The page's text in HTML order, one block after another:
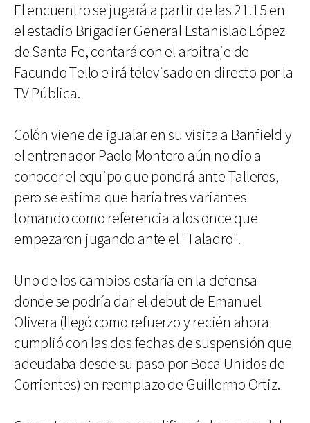
El encuentro se jugará a partir de las 21.15 en
el estadio Brigadier General Estanislao López
de Santa Fe, contará con el arbitraje de
Facundo Tello e irá televisado en directo por la
TV Pública.
Colón viene de igualar en su visita a Banfield y
el entrenador Paolo Montero aún no dio a
conocer el equipo que pondrá ante Talleres,
pero se estima que haría tres variantes
tomando como referencia a los once que
empezaron jugando ante el "Taladro".
Uno de los cambios estaría en la defensa
donde se podría dar el debut de Emanuel
Olivera (llegó como refuerzo y recién ahora
cumplió con las dos fechas de suspensión que
adeudaba desde su paso por Boca Unidos de
Corrientes) en reemplazo de Guillermo Ortiz.